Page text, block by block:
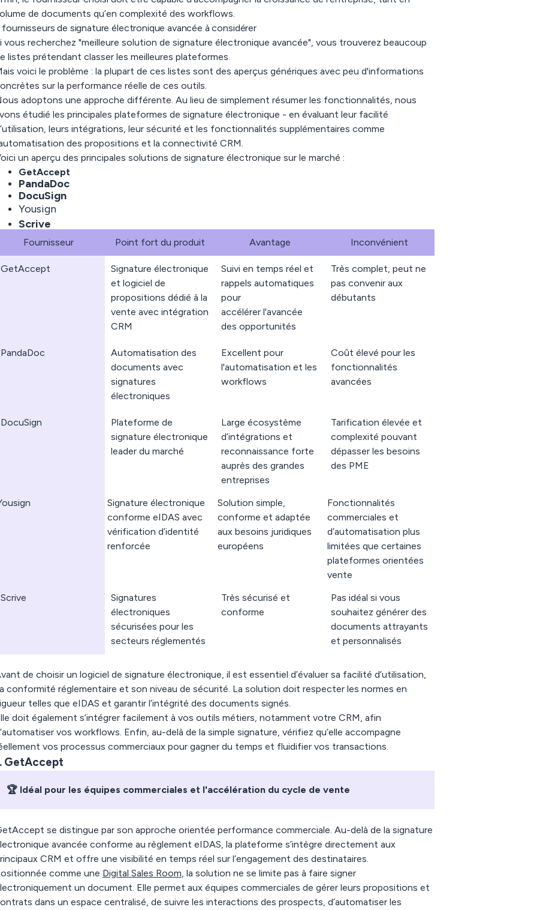
de documents qu’en complexité des workflows.
fournisseurs de signature électronique avancée à considérer
vous recherchez "meilleure solution de signature électronique avancée", vous trouverez beaucoup
listes prétendant classer les meilleures plateformes.
voici le problème : la plupart de ces listes sont des aperçus génériques avec peu d'informations
sur la performance réelle de ces outils.
adoptons une approche différente. Au lieu de simplement résumer les fonctionnalités, nous
étudié les principales plateformes de signature électronique - en évaluant leur facilité
leurs intégrations, leur sécurité et les fonctionnalités supplémentaires comme
des propositions et la connectivité CRM.
un aperçu des principales solutions de signature électronique sur le marché :
GetAccept
PandaDoc
DocuSign
Yousign
Scrive
Fournisseur Point fort du produit Avantage Inconvénient
GetAccept
Signature électronique
et logiciel de
propositions dédié à la
vente avec intégration
CRM
Suivi en temps réel et
rappels automatiques
pour
accélérer l'avancée
des opportunités
Très complet, peut ne
pas convenir aux
débutants
PandaDoc
Automatisation des
documents avec
signatures
électroniques
Excellent pour
l'automatisation et les
workflows
Coût élevé pour les
fonctionnalités
avancées
DocuSign
Plateforme de
signature électronique
leader du marché
Large écosystème
d’intégrations et
reconnaissance forte
auprès des grandes
entreprises
Tarification élevée et
complexité pouvant
dépasser les besoins
des PME
Signature électronique
conforme eIDAS avec
vérification d’identité
renforcée
Solution simple,
conforme et adaptée
aux besoins juridiques
européens
Fonctionnalités
commerciales et
d’automatisation plus
limitées que certaines
plateformes orientées
vente
Scrive
Signatures
électroniques
sécurisées pour les
secteurs réglementés
Très sécurisé et
conforme
Pas idéal si vous
souhaitez générer des
documents attrayants
et personnalisés
de choisir un logiciel de signature électronique, il est essentiel d’évaluer sa facilité d’utilisation,
conformité réglementaire et son niveau de sécurité. La solution doit respecter les normes en
telles que eIDAS et garantir l’intégrité des documents signés.
doit également s’intégrer facilement à vos outils métiers, notamment votre CRM, afin
vos workflows. Enfin, au-delà de la simple signature, vérifiez qu’elle accompagne
vos processus commerciaux pour gagner du temps et fluidifier vos transactions.
GetAccept
🏆 Idéal pour les équipes commerciales et l'accélération du cycle de vente
se distingue par son approche orientée performance commerciale. Au-delà de la signature
avancée conforme au règlement eIDAS, la plateforme s’intègre directement aux
CRM et offre une visibilité en temps réel sur l’engagement des destinataires.
comme une Digital Sales Room , la solution ne se limite pas à faire signer
un document. Elle permet aux équipes commerciales de gérer leurs propositions et
dans un espace centralisé, de suivre les interactions des prospects, d’automatiser les